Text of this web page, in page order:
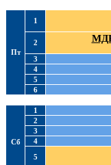
Пт
1
2
3
4
5
6
Сб
1
2
3
4
5